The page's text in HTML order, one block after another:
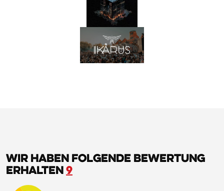
Wir haben folgende Bewertung
erhalten 9